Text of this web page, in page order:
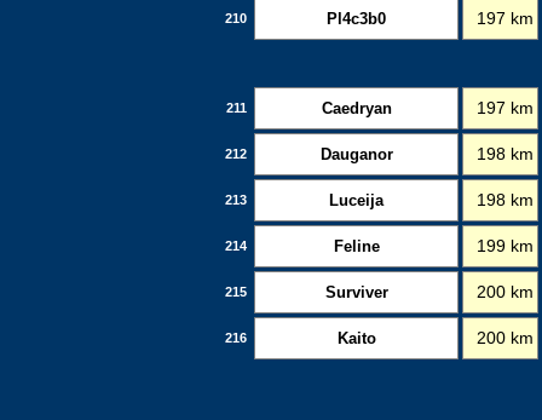
210 Pl4c3b0 197 km
211 Caedryan 197 km
212 Dauganor 198 km
213 Luceija 198 km
214 Feline 199 km
215 Surviver 200 km
216 Kaito 200 km